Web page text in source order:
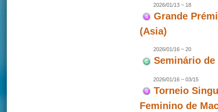
2026/01/13 ~ 18
Grande
(Asia)
2026/01/16 ~ 20
Seminário de
2026/01/16 ~ 03/15
Torneio
Feminino de